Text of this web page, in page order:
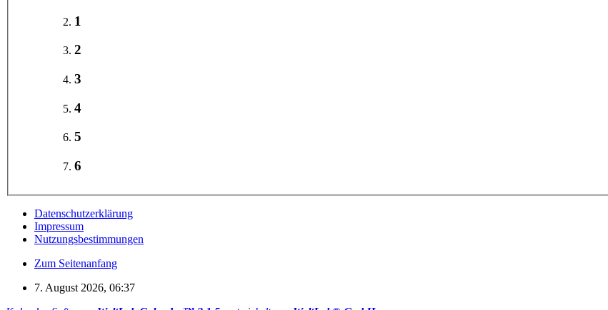
1
2
3
4
5
6
Datenschutzerklärung
Impressum
Nutzungsbestimmungen
Zum Seitenanfang
7. August 2026, 06:37